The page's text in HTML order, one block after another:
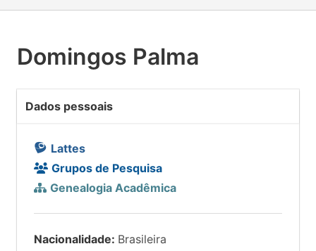
Domingos Palma
Dados pessoais
Lattes
Grupos de Pesquisa
Genealogia Acadêmica
Nacionalidade: Brasileira